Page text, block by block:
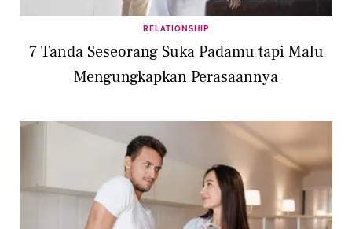
RELATIONSHIP
7 Tanda Seseorang Suka Padamu tapi Malu
Mengungkapkan Perasaannya